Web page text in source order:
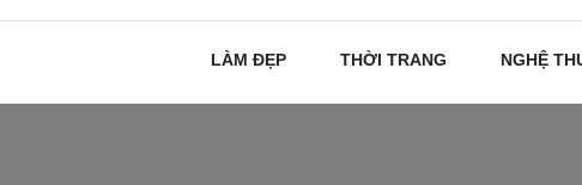
LÀM ĐẸP THỜI TRANG NGHỆ